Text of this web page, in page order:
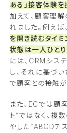
ある」接客体験
加えて、顧客理
れました。例えば
を開き読むタイミ
状態は一人ひと
には、CRMシス
し、それに基づ
で顧客との接触が
また、ECでは顧
ト”ではなく、複
やした“ABCDテ